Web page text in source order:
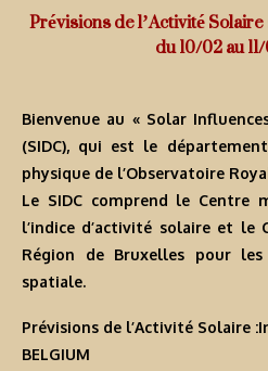
Prévisions de l’Activité
du 10/02 au
Bienvenue au « Solar
(SIDC), qui est le
physique de l’Observatoire
Le SIDC comprend le Centre
l’indice d’activité solaire et le
Région de Bruxelles pour
spatiale.
Prévisions de l’Activité Solaire
BELGIUM